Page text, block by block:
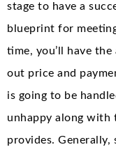
stage to have a
blueprint for
time, you’ll have
out price and
is going to be
unhappy along with
provides. Generally,